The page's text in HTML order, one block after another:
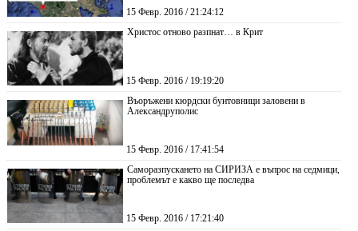
15 Февр. 2016 / 21:24:12
Христос отново разпнат… в Крит
15 Февр. 2016 / 19:19:20
Въоръжени кюрдски бунтовници заловени в
Александруполис
15 Февр. 2016 / 17:41:54
Саморазпускането на СИРИЗА е въпрос на седмици,
проблемът е какво ще последва
15 Февр. 2016 / 17:21:40